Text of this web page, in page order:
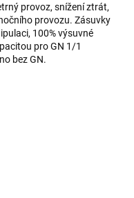
provoz, snížení ztrát,
provozu. Zásuvky
100% výsuvné
pro GN 1/1
bez GN.